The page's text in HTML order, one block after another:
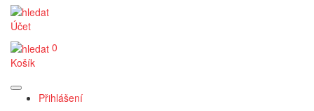
Účet
0
Košík
Přihlášení